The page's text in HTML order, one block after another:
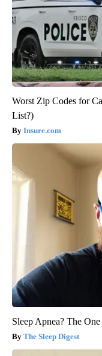
Worst Zip Codes for
List?)
Insure.com
Sleep Apnea? The
The Sleep Digest